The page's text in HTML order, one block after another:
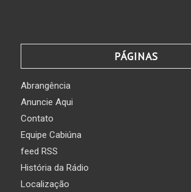
PÁGINAS
Abrangência
Anuncie Aqui
Contato
Equipe Cabiúna
feed RSS
História da Rádio
Localização